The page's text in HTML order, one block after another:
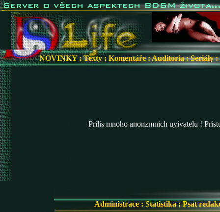
NOVINKY:Texty: Komentáře:Auditoria:Seriály:
Prilis mnoho anonzmnich uyivatelu !
Administrace : Statistika:Psat